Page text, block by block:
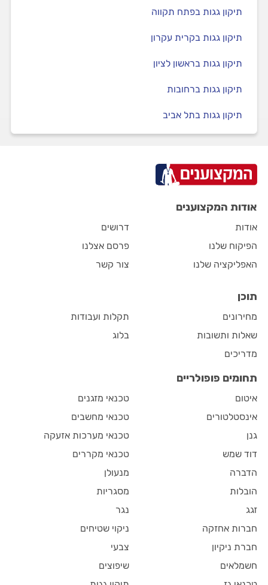
תיקון גגות בפתח תקווה
תיקון גגות בקרית עקרון
תיקון גגות בראשון לציון
תיקון גגות ברחובות
תיקון גגות בתל אביב
אודות המקצוענים
אודות
הפיקוח שלנו
האפליקציה שלנו
דרושים
פרסם אצלנו
צור קשר
תוכן
מחירונים
שאלות ותשובות
מדריכים
תקלות ועבודות
בלוג
תחומים פופולריים
איטום
אינסטלטורים
גנן
דוד שמש
הדברה
הובלות
זגג
חברות אחזקה
חברת ניקיון
חשמלאים
טכנאי מזגנים
טכנאי מחשבים
טכנאי מערכות אזעקה
טכנאי מקררים
מנעולן
מסגריות
נגר
ניקוי שטיחים
צבעי
שיפוצים